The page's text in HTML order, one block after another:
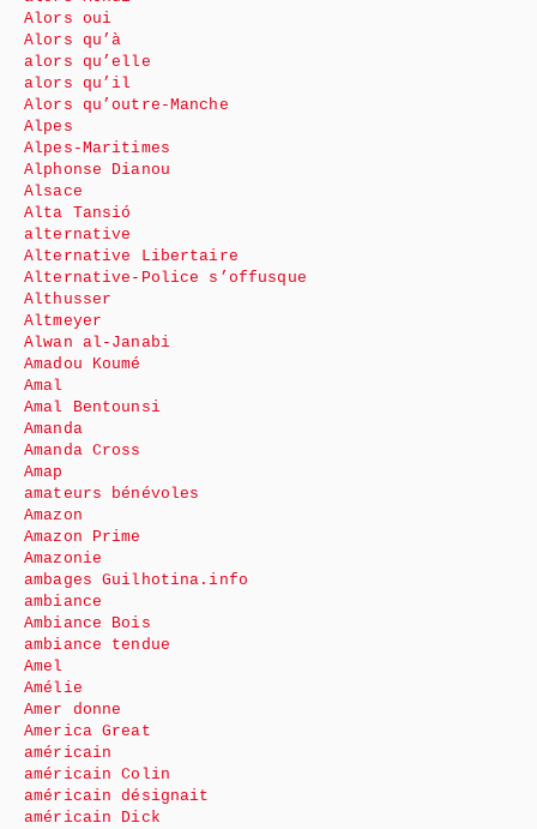
Alors oui
Alors qu’à
alors qu’elle
alors qu’il
Alors qu’outre-Manche
Alpes
Alpes-Maritimes
Alphonse Dianou
Alsace
Alta Tansió
alternative
Alternative Libertaire
Alternative-Police s’offusque
Althusser
Altmeyer
Alwan al-Janabi
Amadou Koumé
Amal
Amal Bentounsi
Amanda
Amanda Cross
Amap
amateurs bénévoles
Amazon
Amazon Prime
Amazonie
ambages Guilhotina.info
ambiance
Ambiance Bois
ambiance tendue
Amel
Amélie
Amer donne
America Great
américain
américain Colin
américain désignait
américain Dick